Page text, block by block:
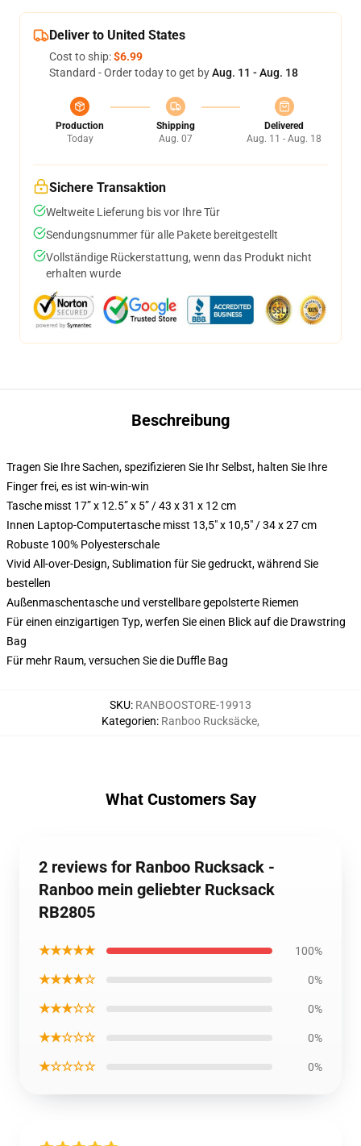
Deliver to United States
Cost to ship:$6.99
Standard - Order today to get byAug. 11 - Aug. 18
Production
Today
Shipping
Aug. 07
Delivered
Aug. 11 - Aug. 18
Sichere Transaktion
Weltweite Lieferung bis vor Ihre Tür
Sendungsnummer für alle Pakete bereitgestellt
Vollständige Rückerstattung, wenn das Produkt nicht
erhalten wurde
Beschreibung
Tragen Sie Ihre Sachen, spezifizieren Sie Ihr Selbst, halten Sie Ihre
Finger frei, es ist win-win-win
Tasche misst 17” x 12.5” x 5” / 43 x 31 x 12 cm
Innen Laptop-Computertasche misst 13,5" x 10,5" / 34 x 27 cm
Robuste 100% Polyesterschale
Vivid All-over-Design, Sublimation für Sie gedruckt, während Sie
bestellen
Außenmaschentasche und verstellbare gepolsterte Riemen
Für einen einzigartigen Typ, werfen Sie einen Blick auf die Drawstring
Bag
Für mehr Raum, versuchen Sie die Duffle Bag
SKU: RANBOOSTORE-19913
Kategorien: Ranboo Rucksäcke,
What Customers Say
2 reviews for Ranboo Rucksack -
Ranboo mein geliebter Rucksack
RB2805
★★★★★ 100%
★★★★☆ 0%
★★★☆☆ 0%
★★☆☆☆ 0%
★☆☆☆☆ 0%